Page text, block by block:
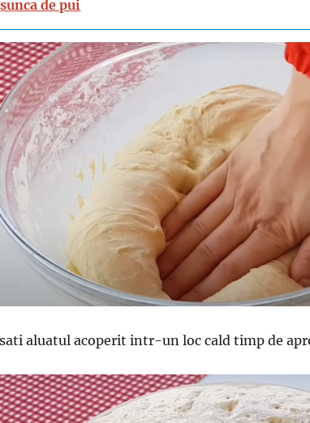
sunca de pui
aluatul acoperit intr-un loc cald timp de